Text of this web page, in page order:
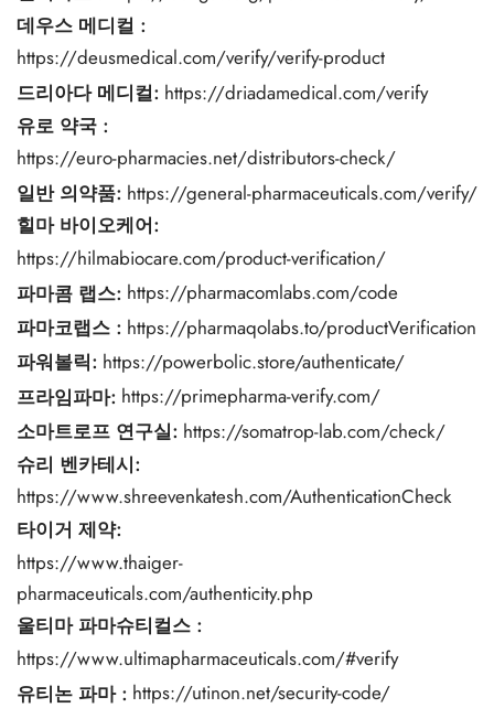
데우스 메디컬 :
https://deusmedical.com/verify/verify-product
드리아다 메디컬: https://driadamedical.com/verify
유로 약국 :
https://euro-pharmacies.net/distributors-check/
일반 의약품: https://general-pharmaceuticals.com/verify/
힐마 바이오케어:
https://hilmabiocare.com/product-verification/
파마콤 랩스: https://pharmacomlabs.com/code
파마코랩스 : https://pharmaqolabs.to/productVerification
파워볼릭: https://powerbolic.store/authenticate/
프라임파마: https://primepharma-verify.com/
소마트로프 연구실: https://somatrop-lab.com/check/
슈리 벤카테시:
https://www.shreevenkatesh.com/AuthenticationCheck
타이거 제약:
https://www.thaiger-
pharmaceuticals.com/authenticity.php
울티마 파마슈티컬스 :
https://www.ultimapharmaceuticals.com/#verify
유티논 파마: https://utinon.net/security-code/